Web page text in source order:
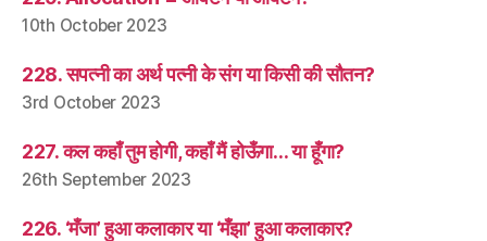
10th October 2023
228. सपत्नी का अर्थ पत्नी के संग या किसी की सौतन?
3rd October 2023
227. कल कहाँ तुम होगी, कहाँ मैं होऊँगा… या हूँगा?
26th September 2023
226. ‘मँजा’ हुआ कलाकार या ‘मँझा’ हुआ कलाकार?